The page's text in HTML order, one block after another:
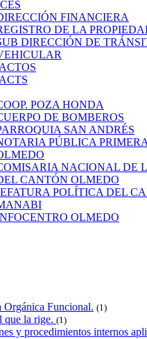
FINANCIERA
DE LA
DIRECCIÓN DE
POZA HONDA
DE BOMBEROS
SAN ANDRÉS
PÚBLICA
NACIONAL DE
CANTÓN OLMEDO
POLÍTICA DEL
OLMEDO
Orgánica Funcional. (1)
que la rige. (1)
y procedimientos internos